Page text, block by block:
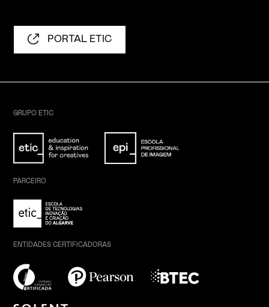
PORTAL ETIC
GRUPO ETIC
PARCEIRO
ENTIDADES CERTIFICADORAS